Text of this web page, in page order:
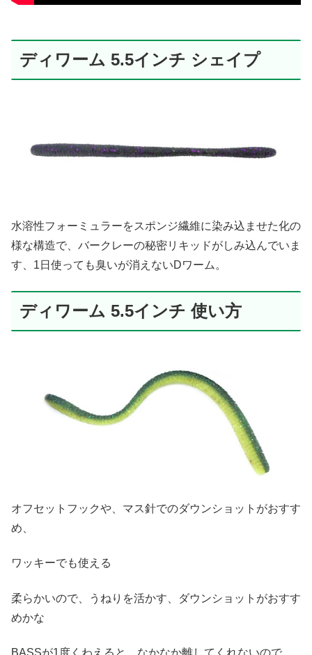
ディワーム 5.5インチ シェイプ
水溶性フォーミュラーをスポンジ繊維に染み込ませた化の
様な構造で、バークレーの秘密リキッドがしみ込んでいま
す、1日使っても臭いが消えないDワーム。
ディワーム 5.5インチ 使い方
オフセットフックや、マス針でのダウンショットがおすす
め、
ワッキーでも使える
柔らかいので、うねりを活かす、ダウンショットがおすす
めかな